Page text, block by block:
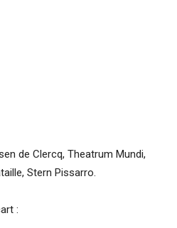
de Clercq, Theatrum Mundi,
Stern Pissarro.
: